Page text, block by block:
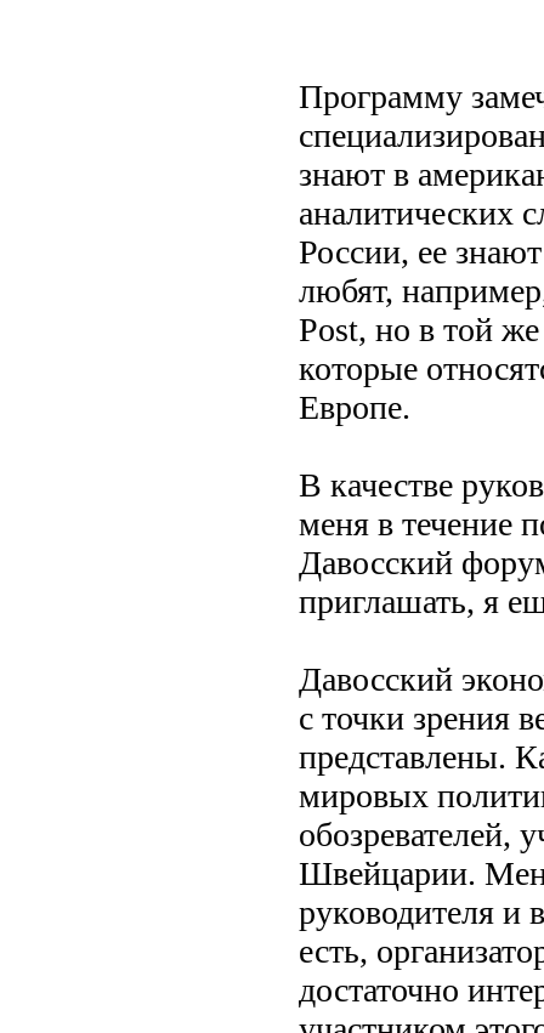
Программу
знают в
аналитических
России, ее
любят,
Post, но в той
которые
Европе.
В качестве
меня в течение
Давосский
приглашать, я
Давосский
с точки зрения
представлены.
мировых
обозревателей,
Швейцарии.
руководителя и
есть,
достаточно